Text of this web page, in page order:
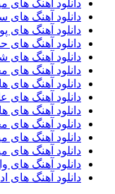
دانلود آهنگ های
دانلود آهنگ
دانلود آهنگ های
دانلود آهنگ
دانلود آهنگ های
دانلود آهنگ های
دانلود آهنگ های
دانلود آهنگ های
دانلود آهنگ های
دانلود آهنگ
دانلود آهنگ های
دانلود آهنگ های
دانلود آهنگ های
دانلود آهنگ های